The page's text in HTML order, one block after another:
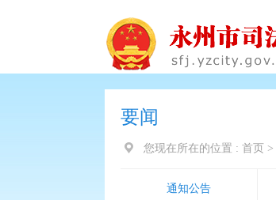
要闻
您现在所在的位置 : 首页 >
通知公告